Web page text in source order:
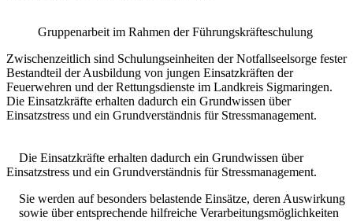
Gruppenarbeit im Rahmen der Führungskräfteschulung
Zwischenzeitlich sind Schulungseinheiten der Notfallseelsorge fester
Bestandteil der Ausbildung von jungen Einsatzkräften der
Feuerwehren und der Rettungsdienste im Landkreis Sigmaringen.
Die Einsatzkräfte erhalten dadurch ein Grundwissen über
Einsatzstress und ein Grundverständnis für Stressmanagement.
Die Einsatzkräfte erhalten dadurch ein Grundwissen über
Einsatzstress und ein Grundverständnis für Stressmanagement.
Sie werden auf besonders belastende Einsätze, deren Auswirkung
sowie über entsprechende hilfreiche Verarbeitungsmöglichkeiten